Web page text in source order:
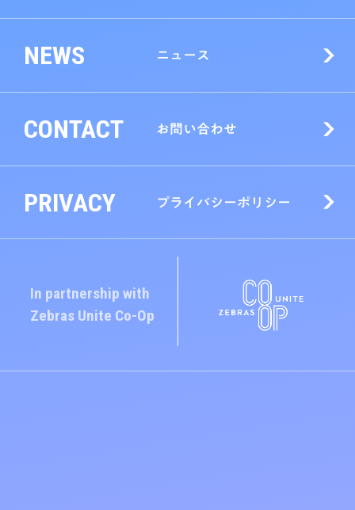
NEWS ニュース
CONTACT お問い合わせ
PRIVACY プライバシーポリシー
In partnership with
Zebras Unite Co-Op